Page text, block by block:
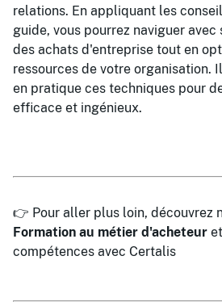
relations. En appliquant les
guide, vous pourrez naviguer
des achats d'entreprise tout en
ressources de votre organisation.
en pratique ces techniques pour
efficace et ingénieux.
👉 Pour aller plus loin, découvrez
Formation au métier d'acheteur
compétences avec Certalis